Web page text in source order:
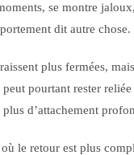
se montre
dit autre
plus fermées,
pourtant rester
d’attachement
le retour est plus